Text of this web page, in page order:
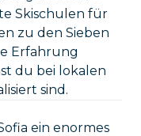
Skischulen für
zu den Sieben
Erfahrung
du bei lokalen
sind.
ein enormes